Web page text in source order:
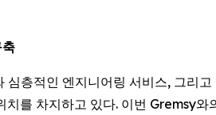
층적인 엔지니어링 서비스, 그리
를 차지하고 있다. 이번 Gremsy